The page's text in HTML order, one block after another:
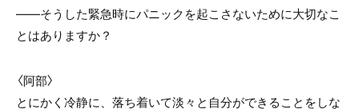
――そうした緊急時にパニックを起こさないために大切なこ
とはありますか？
〈阿部〉
とにかく冷静に、落ち着いて淡々と自分ができることをしな